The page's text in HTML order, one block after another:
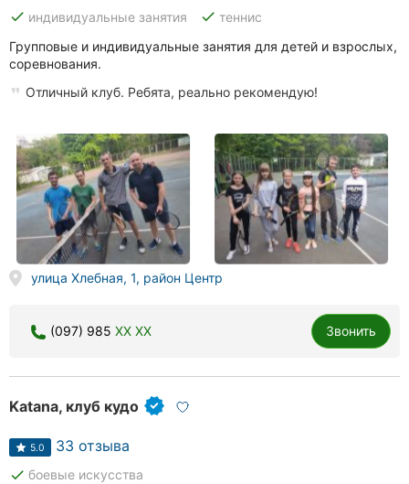
Киев
Харьков
Запорожье
Львов
Кривой
Рог
Николаев
Полтава
Чернигов
Черкассы
Черновцы
done индивидуальные занятия done теннис
Групповые и индивидуальные занятия для детей и взрослых,
соревнования.
Отличный клуб. Ребята, реально рекомендую!
улица Хлебная, 1, район Центр
(097) 985 XX XX Звонить
Katana, клуб кудо
5.0 33 отзыва
done боевые искусства